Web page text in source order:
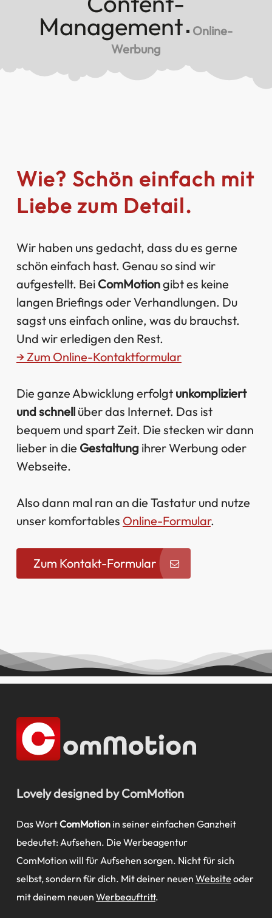
Management ▪ Online-
Werbung
Wie? Schön einfach mit
Liebe zum Detail.
Wir haben uns gedacht, dass du es gerne
schön einfach hast. Genau so sind wir
aufgestellt. Bei ComMotiongibt es keine
langen Briefings oder Verhandlungen. Du
sagst uns einfach online, was du brauchst.
Und wir erledigen den Rest.
→ Zum Online-Kontaktformular
Die ganze Abwicklung erfolgt unkompliziert
und schnellüber das Internet. Das ist
bequem und spart Zeit. Die stecken wir dann
lieber in die Gestaltung ihrer Werbung oder
Webseite.
Also dann mal ran an die Tastatur und nutze
unser komfortables Online-Formular.
Zum Kontakt-Formular
Lovely designed by ComMotion
Das WortComMotionin seiner einfachen Ganzheit
bedeutet: Aufsehen. Die Werbeagentur
ComMotion will für Aufsehen sorgen. Nicht für sich
selbst, sondern für dich. Mit deiner neuen Website oder
mit deinem neuen Werbeauftritt.